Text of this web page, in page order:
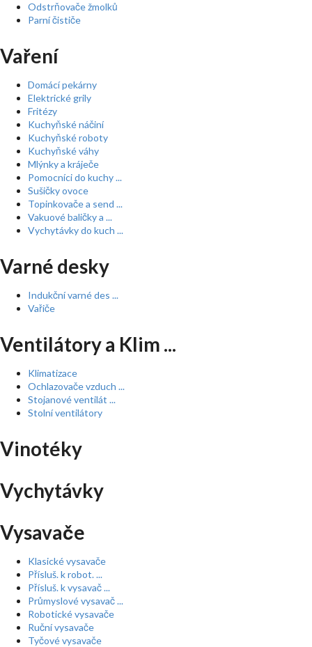
Odstrňovače žmolků
Parní čističe
Vaření
Domácí pekárny
Elektrické grily
Fritézy
Kuchyňské náčiní
Kuchyňské roboty
Kuchyňské váhy
Mlýnky a kráječe
Pomocníci do kuchy ...
Sušičky ovoce
Topinkovače a send ...
Vakuové baličky a ...
Vychytávky do kuch ...
Varné desky
Indukční varné des ...
Vařiče
Ventilátory a Klim ...
Klimatizace
Ochlazovače vzduch ...
Stojanové ventilát ...
Stolní ventilátory
Vinotéky
Vychytávky
Vysavače
Klasické vysavače
Přísluš. k robot. ...
Přísluš. k vysavač ...
Průmyslové vysavač ...
Robotické vysavače
Ruční vysavače
Tyčové vysavače